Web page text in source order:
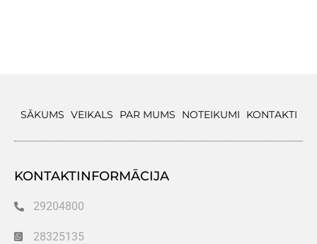
SĀKUMS VEIKALS PAR MUMS NOTEIKUMI KONTAKTI
KONTAKTINFORMĀCIJA
29204800
28325135